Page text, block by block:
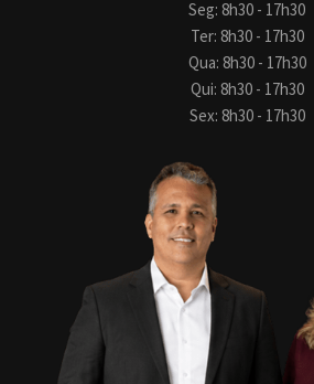
Seg: 8h30 - 17h30
Ter: 8h30 - 17h30
Qua: 8h30 - 17h30
Qui: 8h30 - 17h30
Sex: 8h30 - 17h30